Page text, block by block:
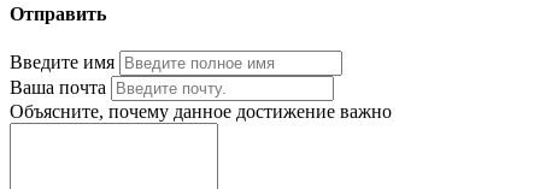
Отправить
Введите имя
Ваша почта
Объясните, почему данное достижение важно